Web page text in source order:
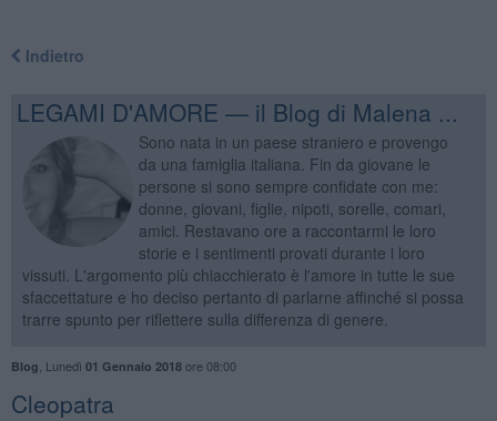
Indietro
LEGAMI D'AMORE — il Blog di Malena ...
Sono nata in un paese straniero e provengo
da una famiglia italiana. Fin da giovane le
persone si sono sempre confidate con me:
donne, giovani, figlie, nipoti, sorelle, comari,
amici. Restavano ore a raccontarmi le loro
storie e i sentimenti provati durante i loro
vissuti. L'argomento più chiacchierato è l'amore in tutte le sue
sfaccettature e ho deciso pertanto di parlarne affinché si possa
trarre spunto per riflettere sulla differenza di genere.
Blog Lunedì 01 Gennaio 2018ore 08:00
Cleopatra